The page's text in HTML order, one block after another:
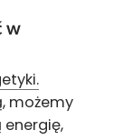
w
możemy